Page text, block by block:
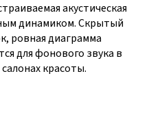
акустическая
динамиком. Скрытый
ровная диаграмма
для фонового звука в
красоты.